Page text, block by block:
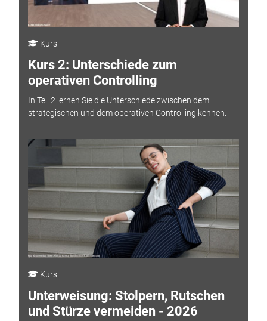
Kurs
Kurs 2: Unterschiede zum
operativen Controlling
In Teil 2 lernen Sie die Unterschiede zwischen dem
strategischen und dem operativen Controlling kennen.
Kurs
Unterweisung: Stolpern, Rutschen
und Stürze vermeiden - 2026